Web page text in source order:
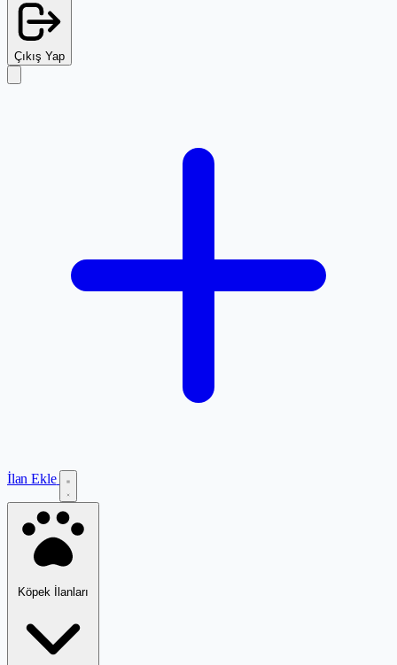
Çıkış Yap
İlan Ekle
Köpek İlanları